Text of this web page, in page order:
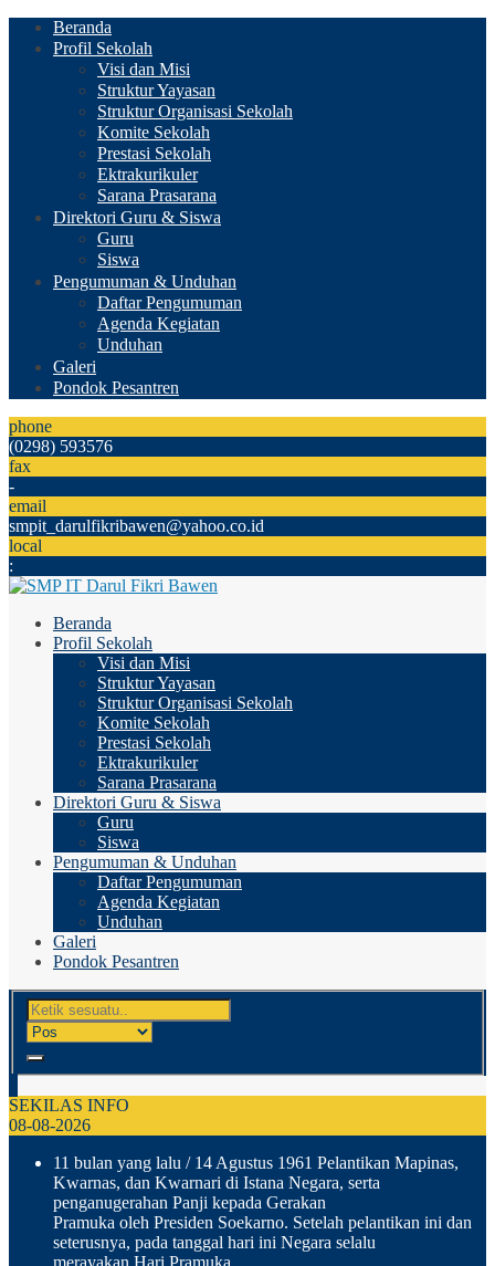
Beranda
Profil Sekolah
Visi dan Misi
Struktur Yayasan
Struktur Organisasi Sekolah
Komite Sekolah
Prestasi Sekolah
Ektrakurikuler
Sarana Prasarana
Direktori Guru & Siswa
Guru
Siswa
Pengumuman & Unduhan
Daftar Pengumuman
Agenda Kegiatan
Unduhan
Galeri
Pondok Pesantren
phone
(0298) 593576
fax
-
email
smpit_darulfikribawen@yahoo.co.id
local
:
Beranda
Profil Sekolah
Visi dan Misi
Struktur Yayasan
Struktur Organisasi Sekolah
Komite Sekolah
Prestasi Sekolah
Ektrakurikuler
Sarana Prasarana
Direktori Guru & Siswa
Guru
Siswa
Pengumuman & Unduhan
Daftar Pengumuman
Agenda Kegiatan
Unduhan
Galeri
Pondok Pesantren
SEKILAS INFO
08-08-2026
11 bulan yang lalu / 14 Agustus 1961 Pelantikan Mapinas,
Kwarnas, dan Kwarnari di Istana Negara, serta
penganugerahan Panji kepada Gerakan
Pramuka oleh Presiden Soekarno. Setelah pelantikan ini dan
seterusnya, pada tanggal hari ini Negara selalu
merayakan Hari Pramuka